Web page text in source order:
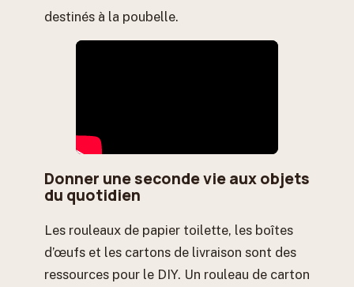
destinés à la poubelle.
Donner une seconde vie aux objets
du quotidien
Les rouleaux de papier toilette, les boîtes
d’œufs et les cartons de livraison sont des
ressources pour le DIY. Un rouleau de carton